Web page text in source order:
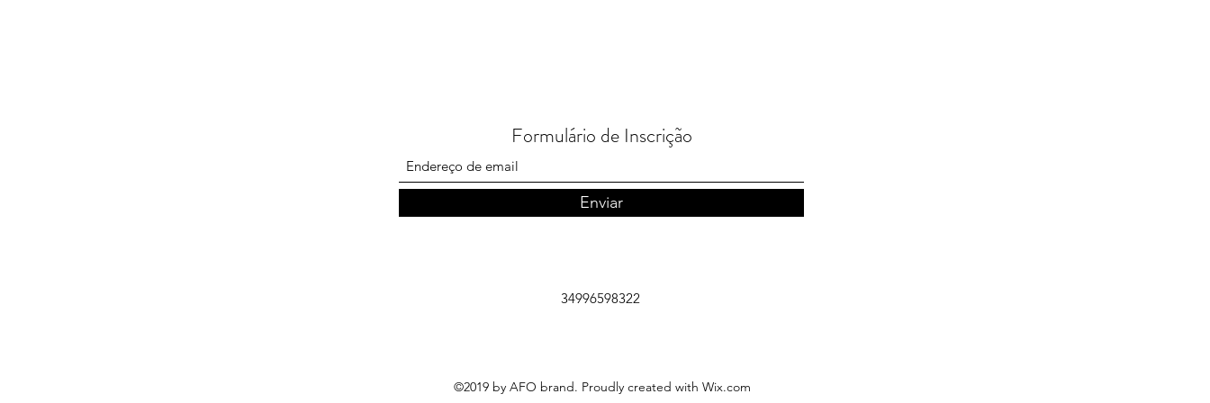
Formulário de Inscrição
Enviar
34996598322
©2019 by AFO brand. Proudly created with Wix.com